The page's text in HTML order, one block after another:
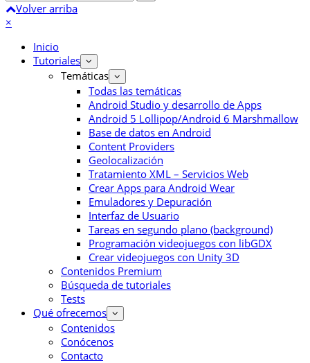
Volver arriba
×
Inicio
Tutoriales
Temáticas
Todas las temáticas
Android Studio y desarrollo de Apps
Android 5 Lollipop/Android 6 Marshmallow
Base de datos en Android
Content Providers
Geolocalización
Tratamiento XML – Servicios Web
Crear Apps para Android Wear
Emuladores y Depuración
Interfaz de Usuario
Tareas en segundo plano (background)
Programación videojuegos con libGDX
Crear videojuegos con Unity 3D
Contenidos Premium
Búsqueda de tutoriales
Tests
Qué ofrecemos
Contenidos
Conócenos
Contacto